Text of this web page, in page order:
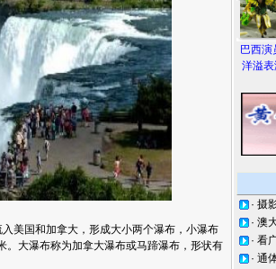
国和加拿大，形成大小两个瀑布，小瀑布
大瀑布称为加拿大瀑布或马蹄瀑布，形状有
巴西
洋溢
· 摄
· 澳
· 看
· 通